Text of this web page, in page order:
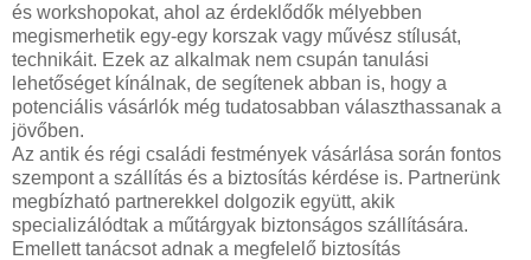
és workshopokat, ahol az érdeklődők mélyebben
megismerhetik egy-egy korszak vagy művész stílusát,
technikáit. Ezek az alkalmak nem csupán tanulási
lehetőséget kínálnak, de segítenek abban is, hogy a
potenciális vásárlók még tudatosabban választhassanak a
jövőben.
Az antik és régi családi festmények vásárlása során fontos
szempont a szállítás és a biztosítás kérdése is. Partnerünk
megbízható partnerekkel dolgozik együtt, akik
specializálódtak a műtárgyak biztonságos szállítására.
Emellett tanácsot adnak a megfelelő biztosítás